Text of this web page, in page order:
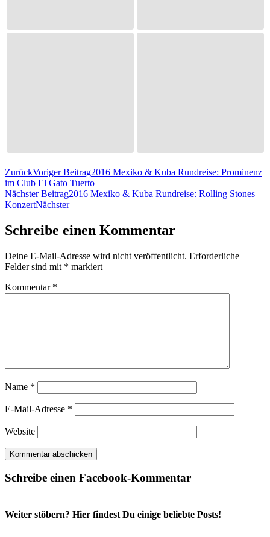
ZurückVoriger Beitrag2016 Mexiko & Kuba Rundreise: Prominenz
im Club El Gato Tuerto
Nächster Beitrag2016 Mexiko & Kuba Rundreise: Rolling Stones
KonzertNächster
Schreibe einen Kommentar
Deine E-Mail-Adresse wird nicht veröffentlicht. Erforderliche
Felder sind mit * markiert
Kommentar *
Name *
E-Mail-Adresse *
Website
Schreibe einen Facebook-Kommentar
Weiter stöbern? Hier findest Du einige beliebte Posts!